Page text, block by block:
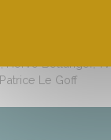
communaux
Hervé Bellanger,
Le Goff